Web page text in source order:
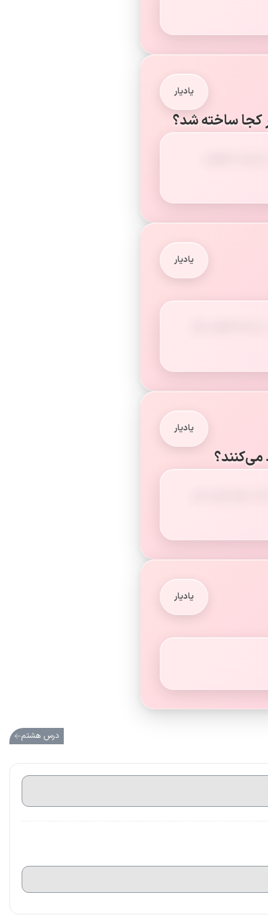
یادیار
کجا ساخته شد؟
اصفهان
یادیار
دیگر
یادیار
می‌کنند؟
اینها برای سایر
یادیار
درس هشتم